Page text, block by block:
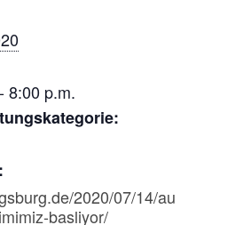
8:00 p.m.
2020/07/14/au
basliyor/